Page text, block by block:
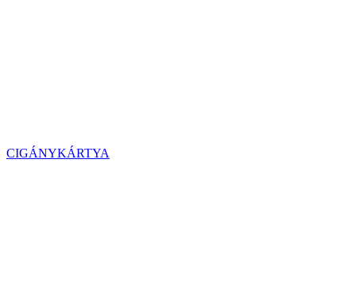
CIGÁNYKÁRTYA